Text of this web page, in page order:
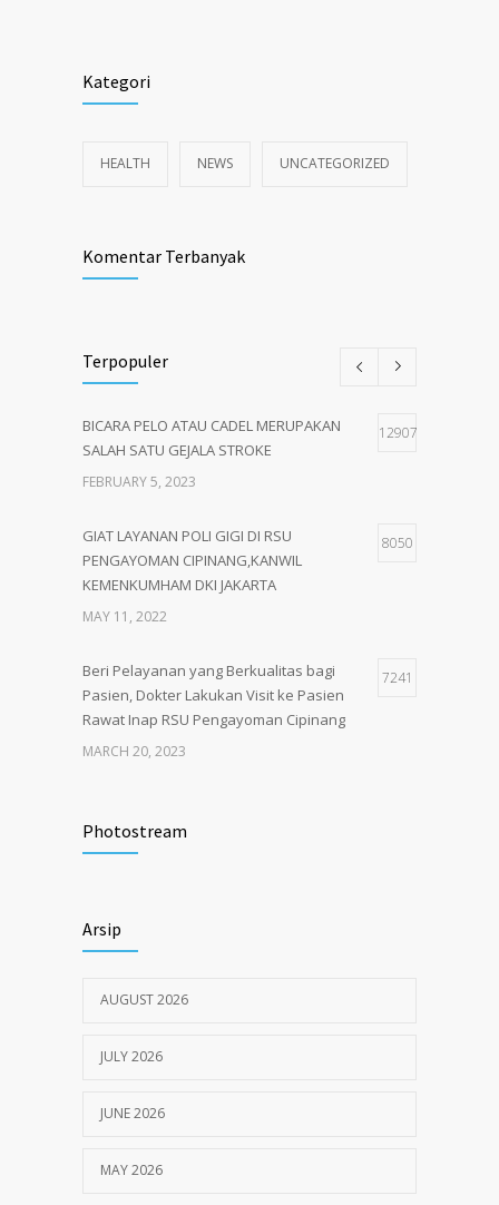
Kategori
HEALTH NEWS UNCATEGORIZED
Komentar Terbanyak
Terpopuler
BICARA PELO ATAU CADEL MERUPAKAN
SALAH SATU GEJALA STROKE
12907
FEBRUARY 5, 2023
GIAT LAYANAN POLI GIGI DI RSU
PENGAYOMAN CIPINANG,KANWIL
KEMENKUMHAM DKI JAKARTA
8050
MAY 11, 2022
Beri Pelayanan yang Berkualitas bagi
Pasien, Dokter Lakukan Visit ke Pasien
Rawat Inap RSU Pengayoman Cipinang
7241
MARCH 20, 2023
RSU Pengayoman
Photostream
Arsip
AUGUST 2026
JULY 2026
JUNE 2026
MAY 2026